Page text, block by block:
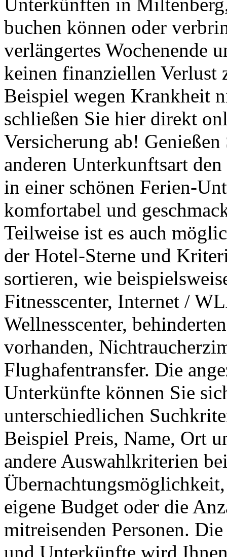
buchen können oder
verlängertes Wochenende
keinen finanziellen Verlust
Beispiel wegen Krankheit
schließen Sie hier direkt
Versicherung ab!
anderen Unterkunftsart
in einer schönen Ferien-
komfortabel und
Teilweise ist es auch
der Hotel-Sterne und
sortieren, wie
Fitnesscenter, Internet /
Wellnesscenter,
vorhanden,
Flughafentransfer. Die
Unterkünfte können Sie
unterschiedlichen
Beispiel Preis, Name, Ort
andere Auswahlkriterien
eigene Budget oder die
mitreisenden Personen.
und Unterkünfte wird